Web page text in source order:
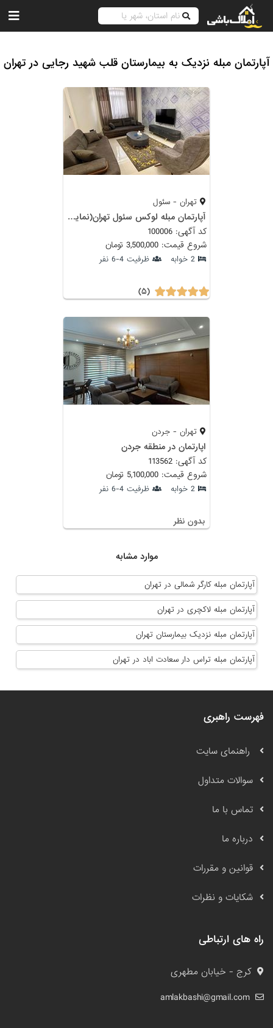
آپارتمان مبله نزدیک به بیمارستان قلب شهید رجایی در تهران
تهران - سئول
آپارتمان مبله لوکس سئول تهران(نمایشگاه)
کد آگهی: 100006
شروع قیمت: 3,500,000 تومان
2 خوابه ظرفیت 4-6 نفر
(۵)
تهران - جردن
اپارتمان در منطقه جردن
کد آگهی: 113562
شروع قیمت: 5,100,000 تومان
2 خوابه ظرفیت 4-6 نفر
بدون نظر
موارد مشابه
آپارتمان مبله کارگر شمالی در تهران
آپارتمان مبله لاکچری در تهران
آپارتمان مبله نزدیک بیمارستان تهران
آپارتمان مبله تراس دار سعادت اباد در تهران
فهرست راهبری
راهنمای سایت
سوالات متداول
تماس با ما
درباره ما
قوانین و مقررات
شکایات و نظرات
راه های ارتباطی
کرج - خیابان مطهری
amlakbashi@gmail.com